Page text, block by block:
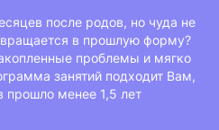
после родов, но чуда не
в прошлую форму?
проблемы и мягко
занятий подходит Вам,
прошло менее 1,5 лет